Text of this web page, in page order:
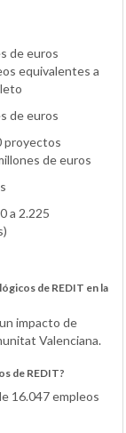
de euros
equivalentes a
de euros
proyectos
de euros
a 2.225
de REDIT en la
impacto de
Valenciana.
de REDIT?
16.047 empleos